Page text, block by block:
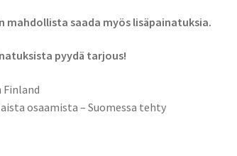
mahdollista saada myös lisäpainatuksia.
pyydä tarjous!
Finland
osaamista – Suomessa tehty